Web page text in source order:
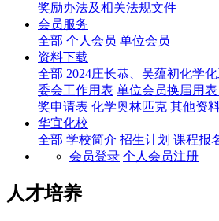
奖励办法及相关法规文件
会员服务
全部 个人会员 单位会员
资料下载
全部 2024庄长恭、吴蕴初化学
委会工作用表 单位会员换届用表
奖申请表 化学奥林匹克 其他资
华宜化校
全部 学校简介 招生计划 课程报
会员登录 个人会员注册
人才培养